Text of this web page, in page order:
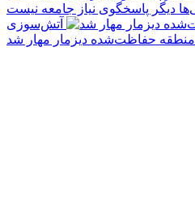
دیگر پاسخگوی نیاز جامعه نیست
آتش‌سوزی
حفاظت‌شده دیزمار مهار شد